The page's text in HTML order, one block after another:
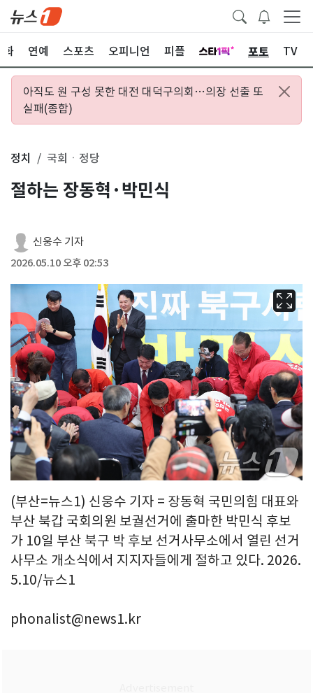
화 연예 스포츠 오피니언 피플 포토 TV
아직도 원 구성 못한 대전 대덕구의회…의장 선출 또
실패(종합)
정치 국회ㆍ정당
절하는 장동혁·박민식
신웅수 기자
2026.05.10 오후 02:53
(부산=뉴스1) 신웅수 기자 = 장동혁 국민의힘 대표와
부산 북갑 국회의원 보궐선거에 출마한 박민식 후보
가 10일 부산 북구 박 후보 선거사무소에서 열린 선거
사무소 개소식에서 지지자들에게 절하고 있다. 2026.
5.10/뉴스1
phonalist@news1.kr